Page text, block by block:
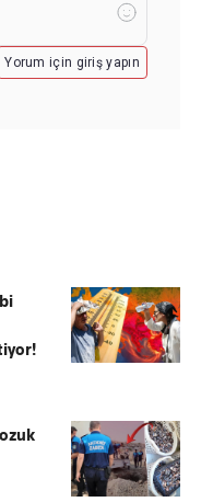
Yorum için giriş yapın